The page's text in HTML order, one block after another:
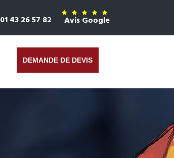
01 43 26 57 82 Avis Google
DEMANDE DE DEVIS